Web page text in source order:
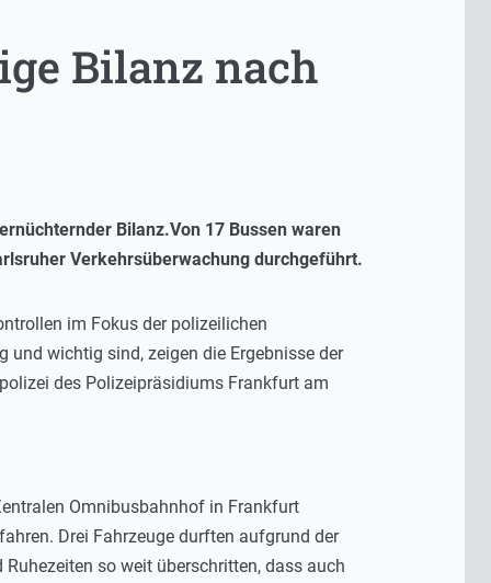
Bilanz nach
Bilanz.Von 17 Bussen waren
Verkehrsüberwachung durchgeführt.
im Fokus der polizeilichen
und wichtig sind, zeigen die Ergebnisse der
des Polizeipräsidiums Frankfurt am
Omnibusbahnhof in Frankfurt
Drei Fahrzeuge durften aufgrund der
so weit überschritten, dass auch